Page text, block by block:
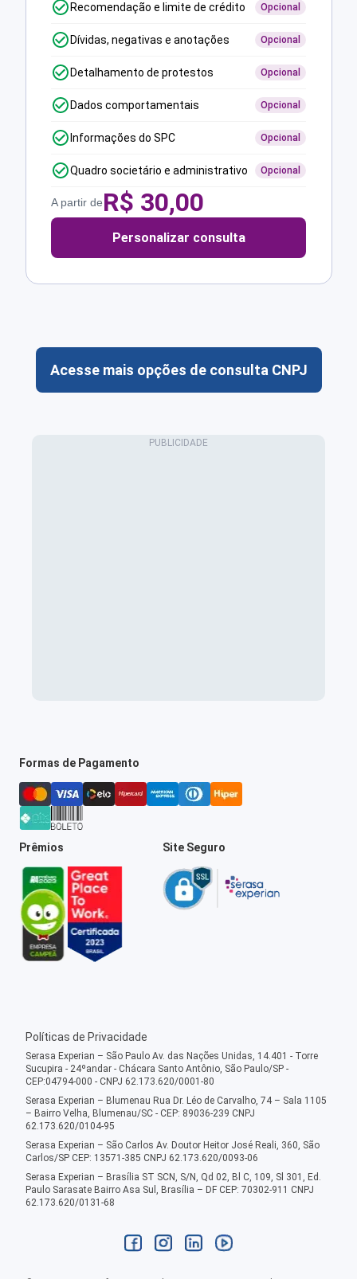
Recomendação e limite de crédito Opcional
Dívidas, negativas e anotações Opcional
Detalhamento de protestos Opcional
Dados comportamentais Opcional
Informações do SPC Opcional
Quadro societário e administrativo Opcional
A partir deR$ 30,00
Personalizar consulta
Acesse mais opções de consulta CNPJ
Formas de Pagamento
Prêmios Site Seguro
Políticas de Privacidade
Serasa Experian – São Paulo Av. das Nações Unidas, 14.401 - Torre
Sucupira - 24ºandar - Chácara Santo Antônio, São Paulo/SP -
CEP:04794-000 - CNPJ 62.173.620/0001-80
Serasa Experian – Blumenau Rua Dr. Léo de Carvalho, 74 – Sala 1105
– Bairro Velha, Blumenau/SC - CEP: 89036-239 CNPJ
62.173.620/0104-95
Serasa Experian – São Carlos Av. Doutor Heitor José Reali, 360, São
Carlos/SP CEP: 13571-385 CNPJ 62.173.620/0093-06
Serasa Experian – Brasília ST SCN, S/N, Qd 02, Bl C, 109, Sl 301, Ed.
Paulo Sarasate Bairro Asa Sul, Brasília – DF CEP: 70302-911 CNPJ
62.173.620/0131-68